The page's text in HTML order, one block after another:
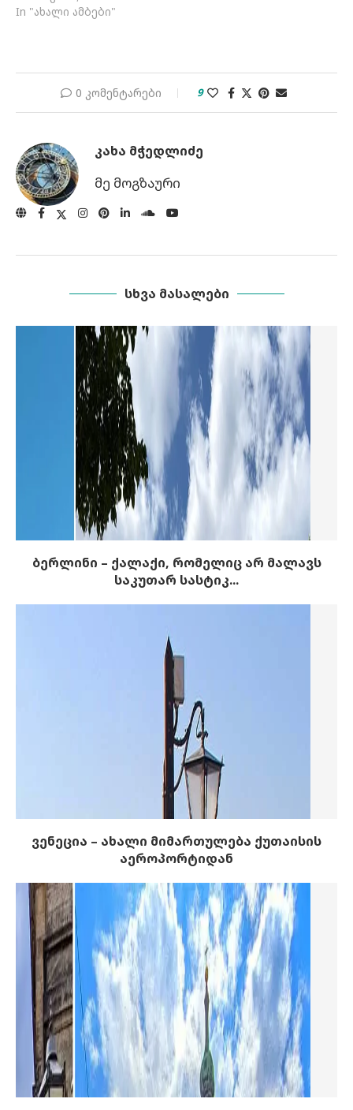
In "ახალი ამბები"
0 კომენტარები 9
ᲙᲐᲮᲐ ᲛᲭᲔᲓᲚᲘᲫᲔ
მე მოგზაური
ᲡᲮᲕᲐ ᲛᲐᲡᲐᲚᲔᲑᲘ
ბერლინი – ქალაქი, რომელიც არ მალავს
საკუთარ სასტიკ...
ვენეცია – ახალი მიმართულება ქუთაისის
აეროპორტიდან